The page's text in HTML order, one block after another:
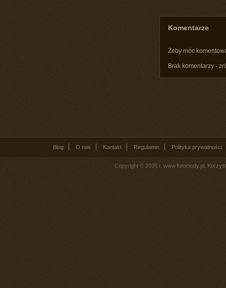
Komentarze
Żeby móc
Brak komentarzy -
Blog O nas Kontakt Regulamin Polityka prywatności
Copyright © 2026 r. www.fotomody.pl.